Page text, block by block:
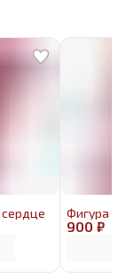
900 ₽
Фигура